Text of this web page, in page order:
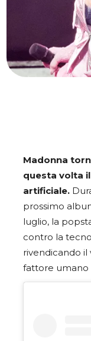
Madonna
questa volta
artificiale.
prossimo
luglio, la
contro la
rivendicando il
fattore umano